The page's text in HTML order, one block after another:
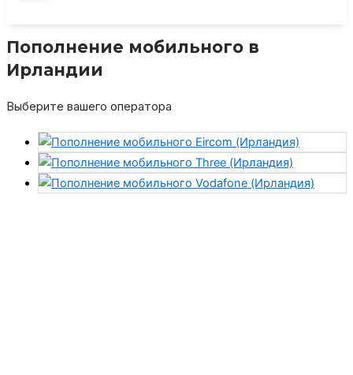
Пополнение мобильного в
Ирландии
Выберите вашего оператора